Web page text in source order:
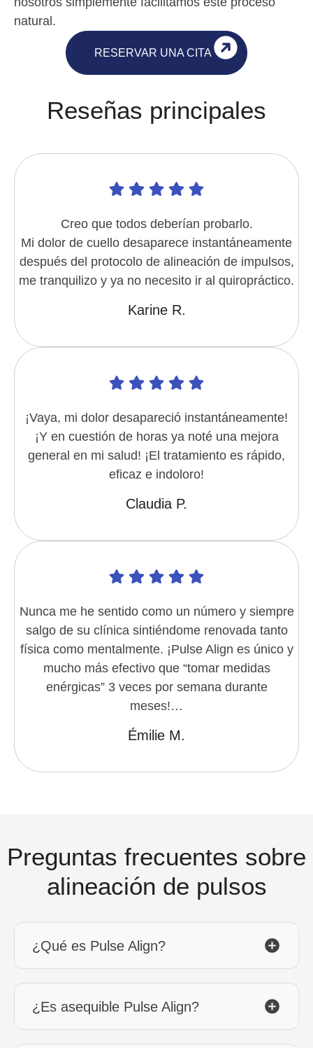
natural.
RESERVAR UNA CITA
Reseñas principales
Creo que todos deberían probarlo.
Mi dolor de cuello desaparece instantáneamente
después del protocolo de alineación de impulsos,
me tranquilizo y ya no necesito ir al quiropráctico.
Karine R.
¡Vaya, mi dolor desapareció instantáneamente!
¡Y en cuestión de horas ya noté una mejora
general en mi salud! ¡El tratamiento es rápido,
eficaz e indoloro!
Claudia P.
Nunca me he sentido como un número y siempre
salgo de su clínica sintiéndome renovada tanto
física como mentalmente. ¡Pulse Align es único y
mucho más efectivo que “tomar medidas
enérgicas” 3 veces por semana durante
meses!…
Émilie M.
Preguntas frecuentes sobre
alineación de pulsos
¿Qué es Pulse Align?
¿Es asequible Pulse Align?